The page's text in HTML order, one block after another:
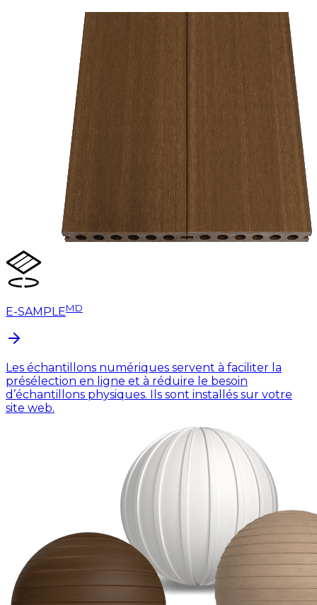
E-SAMPLEMD
Les échantillons numériques servent à faciliter la
présélection en ligne et à réduire le besoin
d’échantillons physiques. Ils sont installés sur votre
site web.